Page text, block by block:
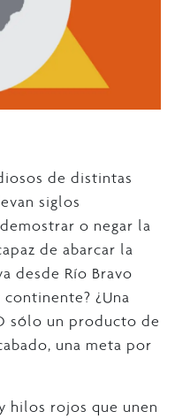
de distintas
siglos
o negar la
de abarcar la
desde Río Bravo
continente? ¿Una
sólo un producto de
una meta por
hilos rojos que unen